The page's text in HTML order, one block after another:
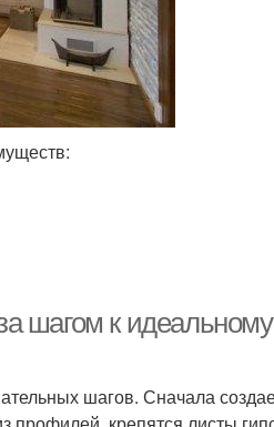
шагом к идеальному
шагов. Сначала